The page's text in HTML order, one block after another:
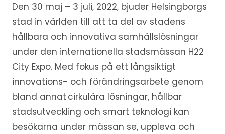
Den 30 maj – 3 juli, 2022, bjuder Helsingborgs
stad in världen till att ta del av stadens
hållbara och innovativa samhällslösningar
under den internationella stadsmässan H22
City Expo. Med fokus på ett långsiktigt
innovations- och förändringsarbete genom
bland annat cirkulära lösningar, hållbar
stadsutveckling och smart teknologi kan
besökarna under mässan se, uppleva och